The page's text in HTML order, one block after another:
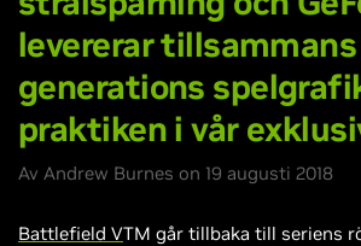
levererar
generations
praktiken i vår
Av Andrew Burnes on 19 augusti 2018
Battlefield VTM går tillbaka till seriens